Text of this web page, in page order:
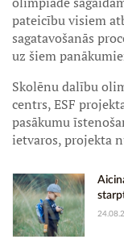
pateicību visiem
sagatavošanās
uz šiem
Skolēnu dalību
centrs, ESF
pasākumu
ietvaros, projekta